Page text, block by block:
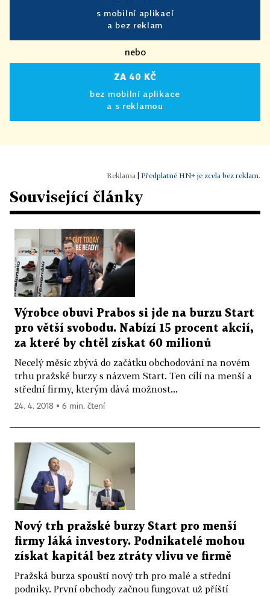
s mobilní aplikací
a bez reklam
nebo
ZA 40 KČ
bez mobilní aplikace
a s reklamou
Předplatné HN+ je zcela bez reklam.
Související články
Výrobce obuvi Prabos si jde na burzu Start
pro větší svobodu. Nabízí 15 procent akcií,
za které by chtěl získat 60 milionů
Necelý měsíc zbývá do začátku obchodování na novém
trhu pražské burzy s názvem Start. Ten cílí na menší a
střední firmy, kterým dává možnost...
24. 4. 2018 ▪ 6 min. čtení
Nový trh pražské burzy Start pro menší
firmy láká investory. Podnikatelé mohou
získat kapitál bez ztráty vlivu ve firmě
Pražská burza spouští nový trh pro malé a střední
podniky. První obchody začnou fungovat už příští